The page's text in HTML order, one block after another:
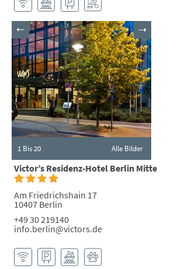
1 Bis 20 Alle Bilder
Victor’s Residenz-Hotel Berlin Mitte
Am Friedrichshain 17
10407 Berlin
+49 30 219140
info.berlin@victors.de